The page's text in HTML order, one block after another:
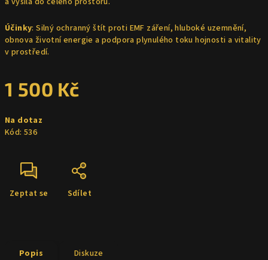
Účinky: Silný ochranný štít proti EMF záření, hluboké uzemnění,
obnova životní energie a podpora plynulého toku hojnosti a vitality
v prostředí.
1 500 Kč
cena:
Na dotaz
Kód: 536
Zeptat se Sdílet
Popis Diskuze